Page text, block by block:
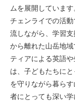
ムを展開しています
チェンライでの活
流しながら、学習
から離れた山岳地
ティアによる英語
は、子どもたちに
を守りながら暮ら
者にとっても深い学